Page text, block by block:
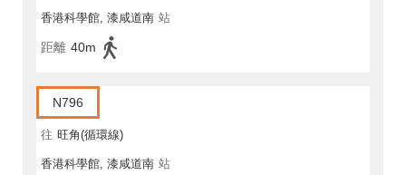
香港科學館, 漆咸道南 站
距離 40m
N796
往 旺角(循環線)
香港科學館, 漆咸道南 站